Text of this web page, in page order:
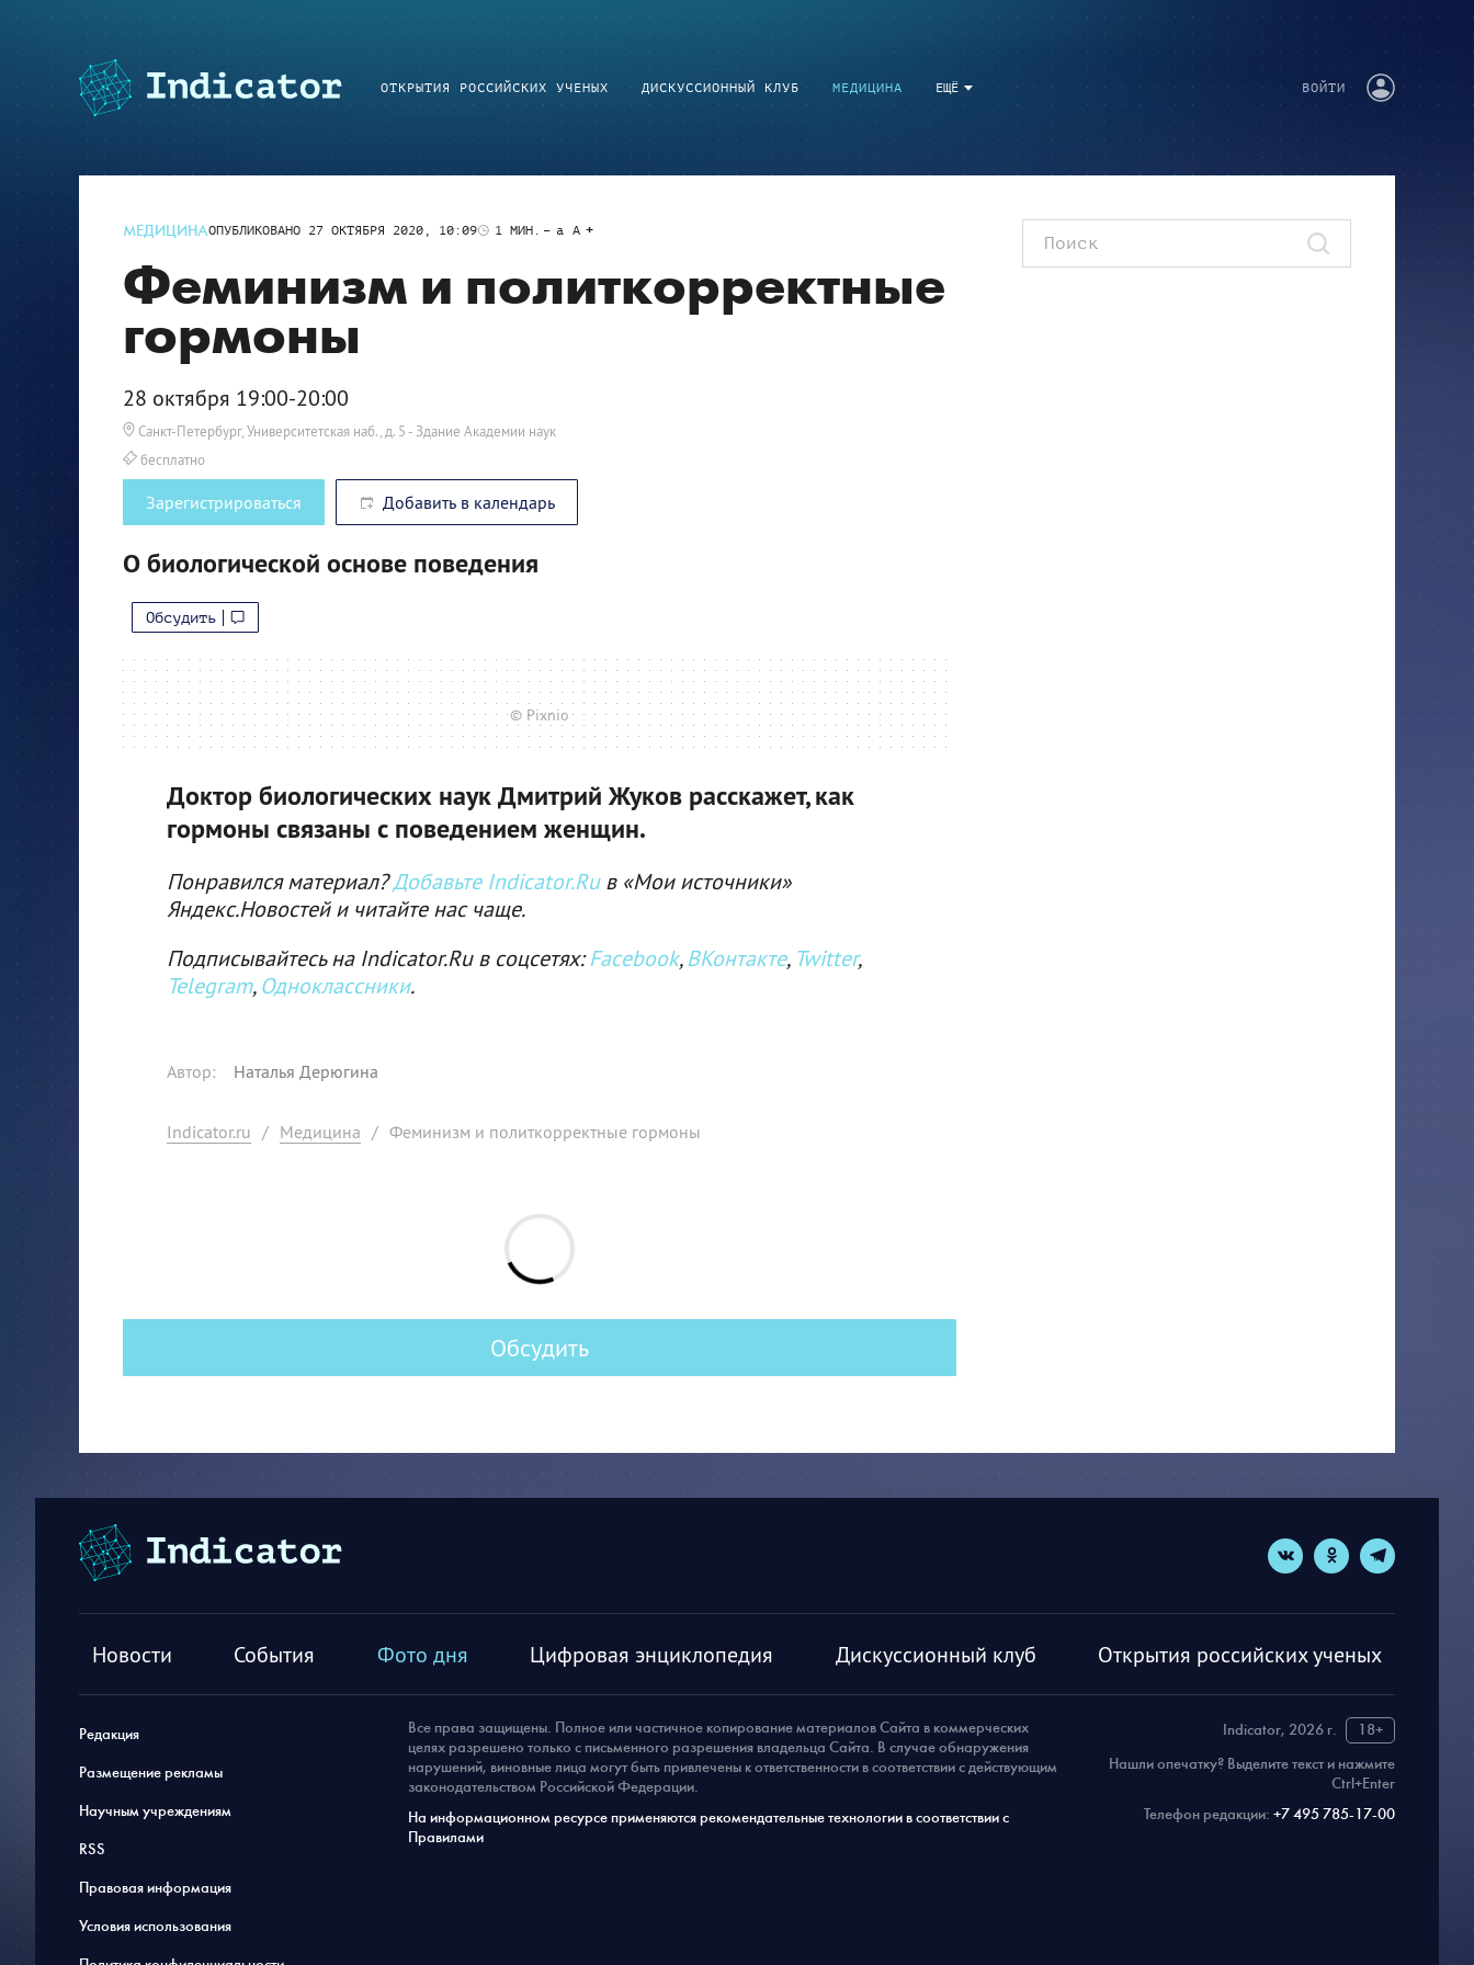
ЕЩЁ
ОТКРЫТИЯ РОССИЙСКИХ УЧЕНЫХ ДИСКУССИОННЫЙ КЛУБ МЕДИЦИНА ВОЙТИ
МЕДИЦИНАОПУБЛИКОВАНО 27 ОКТЯБРЯ 2020, 10:09 1 МИН. a A
Феминизм и политкорректные
гормоны
28 октября 19:00-20:00
Санкт-Петербург, Университетская наб., д. 5 - Здание Академии наук
бесплатно
Зарегистрироваться Добавить в календарь
О биологической основе поведения
Обсудить
© Pixnio
Доктор биологических наук Дмитрий Жуков расскажет, как
гормоны связаны с поведением женщин.
Понравился материал?Добавьте Indicator.Ruв «Мои источники»
Яндекс.Новостей и читайте нас чаще.
Подписывайтесь на Indicator.Ru в соцсетях:Facebook, ВКонтакте, Twitter,
Telegram, Одноклассники.
Автор: Наталья Дерюгина
Indicator.ru / Медицина / Феминизм и политкорректные гормоны
Обсудить
Новости События Фото дня Цифровая энциклопедия Дискуссионный клуб Открытия российских ученых
Редакция
Размещение рекламы
Научным учреждениям
RSS
Правовая информация
Условия использования
Indicator, 2026 г.
18+
Нашли опечатку? Выделите текст и нажмите
Ctrl+Enter
Телефон редакции: +7 495 785-17-00
Все права защищены. Полное или частичное копирование материалов Сайта в коммерческих
целях разрешено только с письменного разрешения владельца Сайта. В случае обнаружения
нарушений, виновные лица могут быть привлечены к ответственности в соответствии с действующим
законодательством Российской Федерации.
На информационном ресурсе применяются рекомендательные технологии в соответствии с
Правилами